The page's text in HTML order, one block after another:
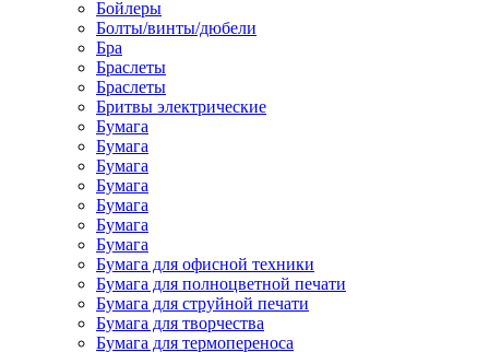
Бойлеры
Болты/винты/дюбели
Бра
Браслеты
Браслеты
Бритвы электрические
Бумага
Бумага
Бумага
Бумага
Бумага
Бумага
Бумага
Бумага для офисной техники
Бумага для полноцветной печати
Бумага для струйной печати
Бумага для творчества
Бумага для термопереноса